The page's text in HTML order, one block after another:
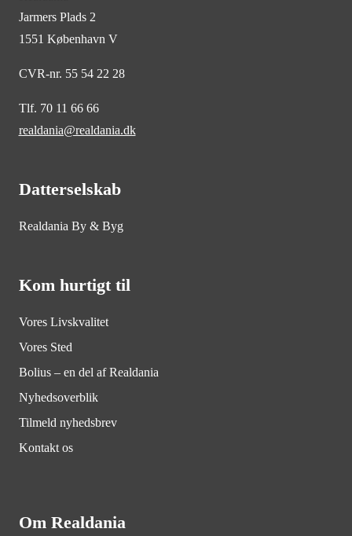
Jarmers Plads 2
1551 København V
CVR-nr. 55 54 22 28
Tlf. 70 11 66 66
realdania@realdania.dk
Datterselskab
Realdania By & Byg
Kom hurtigt til
Vores Livskvalitet
Vores Sted
Bolius – en del af Realdania
Nyhedsoverblik
Tilmeld nyhedsbrev
Kontakt os
Om Realdania